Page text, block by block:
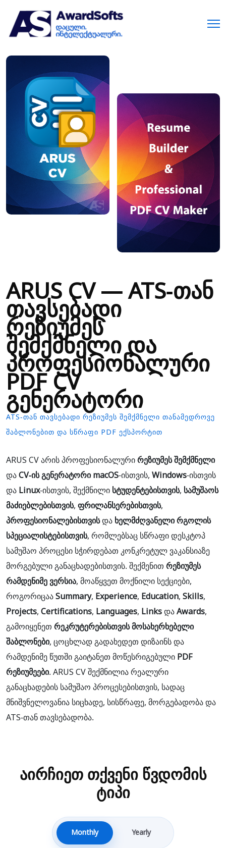
ARUS CV — ATS-თან
თავსებადი
რეზიუმეს
შემქმნელი და
პროფესიონალური
PDF CV
გენერატორი
ATS-ᲗᲐᲜ ᲗᲐᲕᲡᲔᲑᲐᲓᲘ ᲠᲔᲖᲘᲣᲛᲔᲡ ᲨᲔᲛᲥᲛᲜᲔᲚᲘ ᲗᲐᲜᲐᲛᲔᲓᲠᲝᲕᲔ
ᲨᲐᲑᲚᲝᲜᲔᲑᲘᲗ ᲓᲐ ᲡᲬᲠᲐᲤᲘ PDF ᲔᲥᲡᲞᲝᲠᲢᲘᲗ
ARUS CV არის პროფესიონალურირეზიუმეს შემქმნელი
დაCV-ის გენერატორიmacOS-ისთვის,Windows-ისთვის
დაLinux-ისთვის, შექმნილისტუდენტებისთვის,სამუშაოს
მაძიებლებისთვის,ფრილანსერებისთვის,
პროფესიონალებისთვისდახელმძღვანელი რგოლის
სპეციალისტებისთვის, რომლებსაც სწრაფი დესკტოპ
სამუშაო პროცესი სჭირდებათ კონკრეტულ ვაკანსიაზე
მორგებული განაცხადებისთვის. შექმენითრეზიუმეს
რამდენიმე ვერსია, მოაწყვეთ მოქნილი სექციები,
როგორიცააSummary,Experience,Education,Skills,
Projects,Certifications,Languages,LinksდაAwards,
გამოიყენეთრეკრუტერებისთვის მოსახერხებელი
შაბლონები, ცოცხლად გადახედეთ დიზაინს და
რამდენიმე წუთში გაიტანეთ მოწესრიგებულიPDF
რეზიუმეები. ARUS CV შექმნილია რეალური
განაცხადების სამუშაო პროცესებისთვის, სადაც
მნიშვნელოვანია სიცხადე, სისწრაფე, მორგებადობა და
ATS-თან თავსებადობა.
აირჩიეთ თქვენი წვდომის
ტიპი
Monthly Yearly